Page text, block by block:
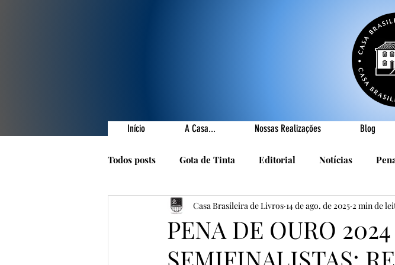
Início A Casa... Nossas Realizações Blog
Todos posts Gota de Tinta Editorial Notícias
Prêmios Literários Nossas Realizações Cândido Luís
1001 Poetas Autores da Casa R. Roldan-Roldan
PENA DE OURO
Casa Brasileira de Livros 14 de ago. de 2025 2 min de